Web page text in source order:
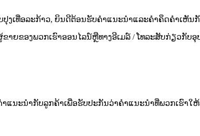
ງເທື່ອລະກ້າວ, ຍິນດີຕ້ອນຮັບຄໍາແນະນໍາແລະຄໍາຄຶດຄໍາເຫັນກັ
າຍຂອງພວກເຮົາອອນໄລນ໌ຫຼືທາງອີເມລ໌ / ໂທລະສັບກ່ຽວກັ
ນະນໍາກັບລູກຄ້າເພື່ອຮັບປະກັນວ່າຄໍາແນະນໍາທີ່ພວກເຮົາໃ